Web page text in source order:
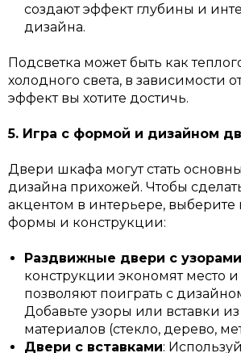
создают эффект глубины и
дизайна.
Подсветка может быть как
холодного света, в зависимости
эффект вы хотите достичь.
5. Игра с формой и дизайном
Двери шкафа могут стать
дизайна прихожей. Чтобы
акцентом в интерьере,
формы и конструкции:
Раздвижные двери с узорами
конструкции экономят место
позволяют поиграть с
Добавьте узоры или вставки
материалов (стекло, дерево,
Двери с вставками: